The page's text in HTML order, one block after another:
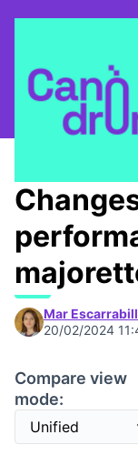
Taula de
Mar Escarrabill
20/02/2024
Compare view
mode: